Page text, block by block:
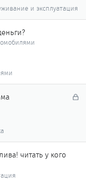
и эксплуатация
З
т
читать у кого